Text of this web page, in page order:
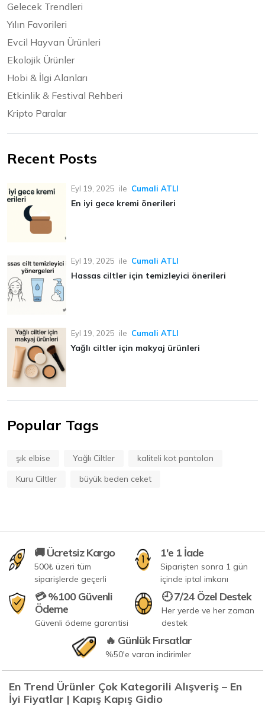
Gelecek Trendleri
Yılın Favorileri
Evcil Hayvan Ürünleri
Ekolojik Ürünler
Hobi & İlgi Alanları
Etkinlik & Festival Rehberi
Kripto Paralar
Recent Posts
Eyl 19, 2025 ile Cumali ATLI
En iyi gece kremi önerileri
Eyl 19, 2025 ile Cumali ATLI
Hassas ciltler için temizleyici önerileri
Eyl 19, 2025 ile Cumali ATLI
Yağlı ciltler için makyaj ürünleri
Popular Tags
şık elbise Yağlı Ciltler
kaliteli kot pantolon
Kuru Ciltler
büyük beden ceket
🚚 Ücretsiz Kargo
500₺ üzeri tüm
siparişlerde geçerli
1'e 1 İade
Siparişten sonra 1 gün
içinde iptal imkanı
💳 %100 Güvenli
Ödeme
Güvenli ödeme garantisi
🕘 7/24 Özel Destek
Her yerde ve her zaman
destek
🔥 Günlük Fırsatlar
%50'e varan indirimler
En Trend Ürünler Çok Kategorili Alışveriş – En
İyi Fiyatlar | Kapış Kapış Gidio